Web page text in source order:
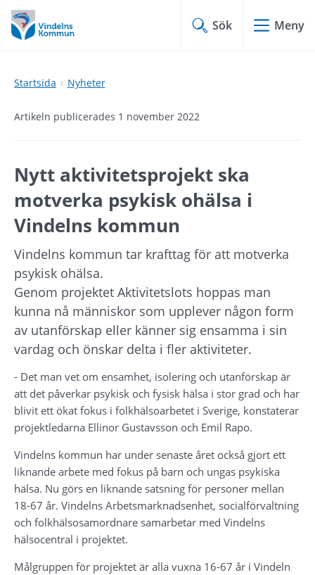
Hoppa
till
innehåll
Hoppa
till
undermeny
Sök Meny
Startsida Nyheter
Artikeln publicerades 1 november 2022
Nytt aktivitetsprojekt ska
motverka psykisk ohälsa i
Vindelns kommun
Vindelns kommun tar krafttag för att motverka
psykisk ohälsa.
Genom projektet Aktivitetslots hoppas man
kunna nå människor som upplever någon form
av utanförskap eller känner sig ensamma i sin
vardag och önskar delta i fler aktiviteter.
- Det man vet om ensamhet, isolering och utanförskap är
att det påverkar psykisk och fysisk hälsa i stor grad och har
blivit ett ökat fokus i folkhälsoarbetet i Sverige, konstaterar
projektledarna Ellinor Gustavsson och Emil Rapo.
Vindelns kommun har under senaste året också gjort ett
liknande arbete med fokus på barn och ungas psykiska
hälsa. Nu görs en liknande satsning för personer mellan
18-67 år. Vindelns Arbetsmarknadsenhet, socialförvaltning
och folkhälsosamordnare samarbetar med Vindelns
hälsocentral i projektet.
Målgruppen för projektet är alla vuxna 16-67 år i Vindeln